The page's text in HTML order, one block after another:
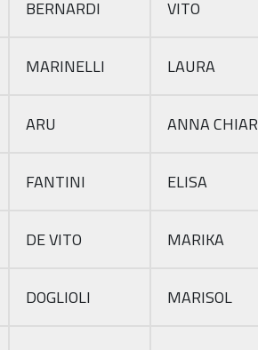
BERNARDI VITO
MARINELLI LAURA
ARU ANNA
FANTINI ELISA
DE VITO MARIKA
DOGLIOLI MARISOL